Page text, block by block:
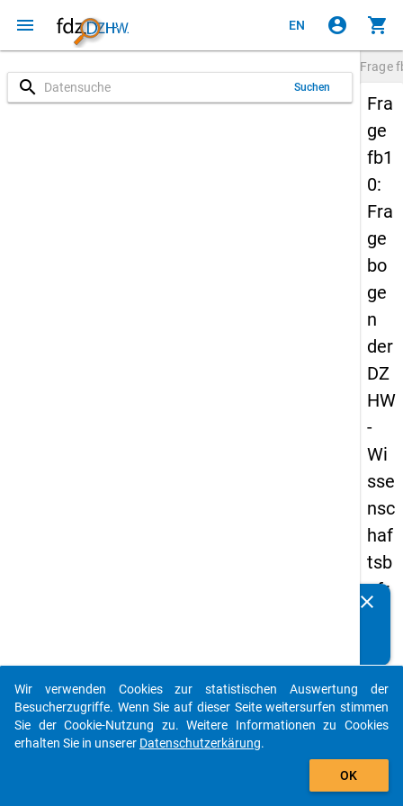
menu EN account_circle shopping_cart
search Suchen
Frage
Fra
ge
fb1
0:
Fra
ge
bo
ge
n
der
DZ
HW
-
Wi
sse
nsc
haf
tsb
efr
g
20
19
Details
clear
auto_stories
add_shopping_cart
Wir verwenden Cookies zur statistischen Auswertung der
Besucherzugriffe. Wenn Sie auf dieser Seite weitersurfen stimmen
Sie der Cookie-Nutzung zu. Weitere Informationen zu Cookies
erhalten Sie in unserer Datenschutzerkärung.
OK